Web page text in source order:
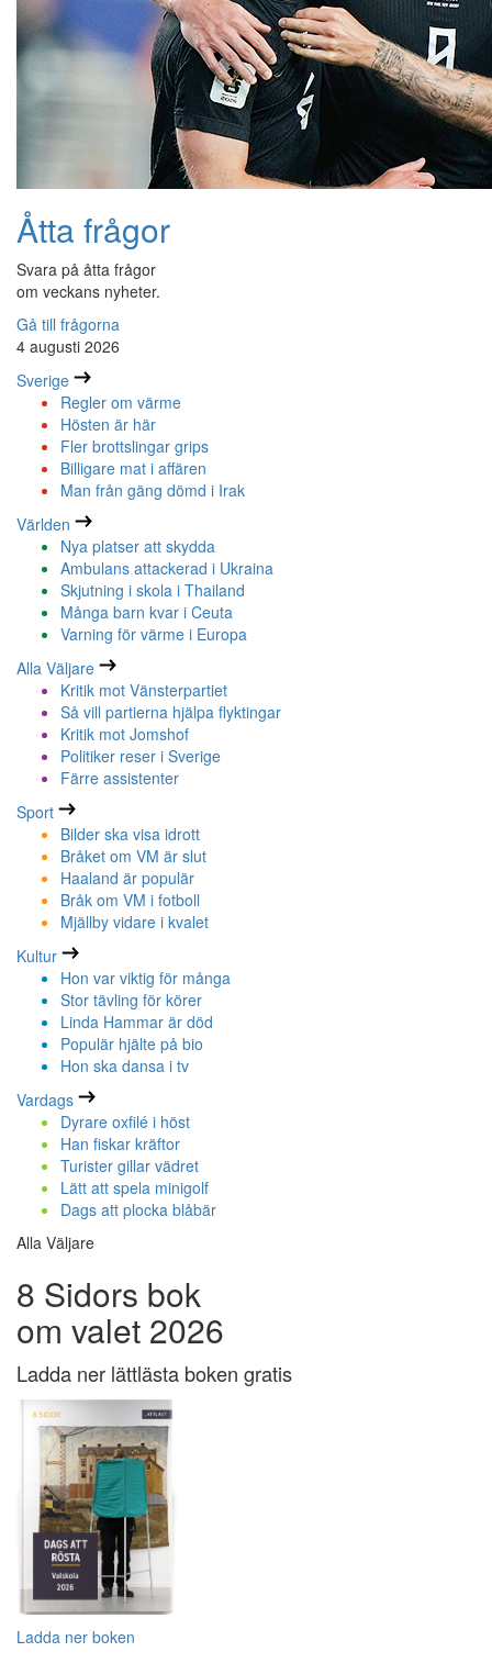
Åtta frågor
Svara på åtta frågor
om veckans nyheter.
Gå till frågorna
4 augusti 2026
Sverige
Regler om värme
Hösten är här
Fler brottslingar grips
Billigare mat i affären
Man från gäng dömd i Irak
Världen
Nya platser att skydda
Ambulans attackerad i Ukraina
Skjutning i skola i Thailand
Många barn kvar i Ceuta
Varning för värme i Europa
Alla Väljare
Kritik mot Vänsterpartiet
Så vill partierna hjälpa flyktingar
Kritik mot Jomshof
Politiker reser i Sverige
Färre assistenter
Sport
Bilder ska visa idrott
Bråket om VM är slut
Haaland är populär
Bråk om VM i fotboll
Mjällby vidare i kvalet
Kultur
Hon var viktig för många
Stor tävling för körer
Linda Hammar är död
Populär hjälte på bio
Hon ska dansa i tv
Vardags
Dyrare oxfilé i höst
Han fiskar kräftor
Turister gillar vädret
Lätt att spela minigolf
Dags att plocka blåbär
Alla Väljare
8 Sidors bok
om valet 2026
Ladda ner lättlästa boken gratis
Ladda ner boken